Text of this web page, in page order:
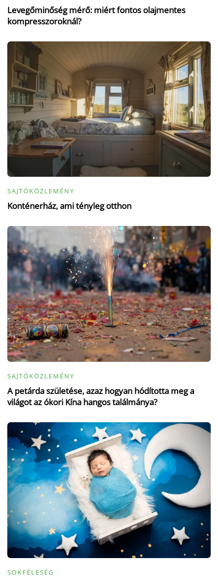
Levegőminőség mérő: miért fontos olajmentes
kompresszoroknál?
SAJTÓKÖZLEMÉNY
Konténerház, ami tényleg otthon
SAJTÓKÖZLEMÉNY
A petárda születése, azaz hogyan hódította meg a
világot az ókori Kína hangos találmánya?
SOKFÉLESÉG